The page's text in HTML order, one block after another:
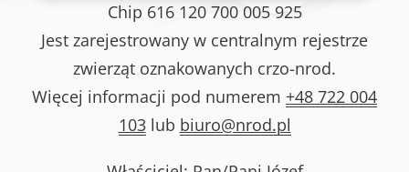
Chip 616 120 700 005 925
Jest zarejestrowany w centralnym rejestrze
zwierząt oznakowanych crzo-nrod.
Więcej informacji pod numerem +48 722 004
103lub biuro@nrod.pl